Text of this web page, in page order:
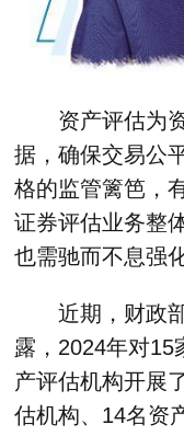
资产评估为
据，确保交易公
格的监管篱笆，
证券评估业务整
也需驰而不息强
近期，财政
露，2024年对15
产评估机构开展
估机构、14名资